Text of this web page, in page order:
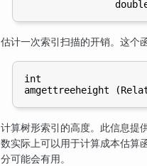
估计一次索引扫描的开销。这个
int
计算树形索引的高度。此信息提
数实际上可以用于计算成本估算
分可能会有用。